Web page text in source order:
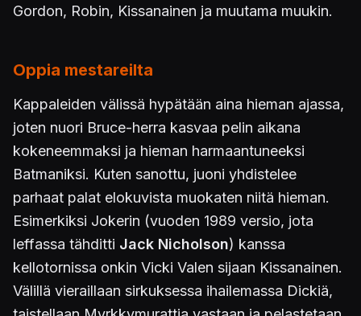
Gordon, Robin, Kissanainen ja muutama muukin.
Oppia mestareilta
Kappaleiden välissä hypätään aina hieman ajassa,
joten nuori Bruce-herra kasvaa pelin aikana
kokeneemmaksi ja hieman harmaantuneeksi
Batmaniksi. Kuten sanottu, juoni yhdistelee
parhaat palat elokuvista muokaten niitä hieman.
Esimerkiksi Jokerin (vuoden 1989 versio, jota
leffassa tähditti Jack Nicholson) kanssa
kellotornissa onkin Vicki Valen sijaan Kissanainen.
Välillä vieraillaan sirkuksessa ihailemassa Dickiä,